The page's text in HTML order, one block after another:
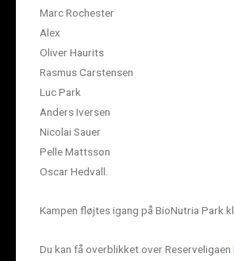
Marc Rochester
Alex
Oliver Haurits
Rasmus Carstensen
Luc Park
Anders Iversen
Nicolai Sauer
Pelle Mattsson
Oscar Hedvall.
Kampen fløjtes igang på BioNutria Park
Du kan få overblikket over Reserveligaen